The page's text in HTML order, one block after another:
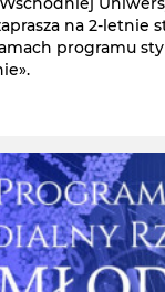
na 2-letnie
programu